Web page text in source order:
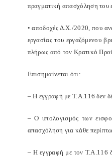
πραγματική απασχόληση του
• αποδοχές Δ.Χ./2020, που
εργασίας του εργαζόμενου
πλήρως από τον Κρατικό
Επισημαίνεται ότι:
– Η εγγραφή με Τ.Α.116 δεν
– Ο υπολογισμός των
απασχόληση για κάθε
– Η εγγραφή με τον Τ.Α.116